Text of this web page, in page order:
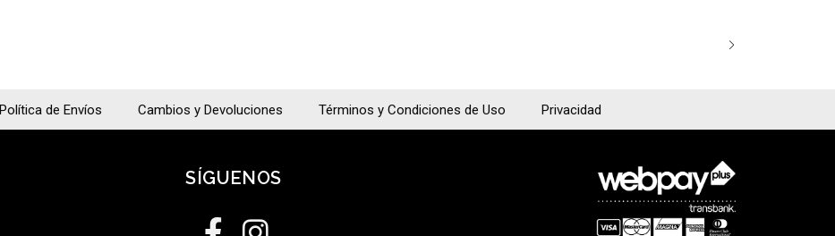
Política de Envíos Cambios y Devoluciones Términos y Condiciones de Uso Privacidad
SÍGUENOS